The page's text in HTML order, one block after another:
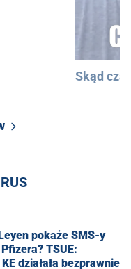
Skąd
pokaże SMS-y
TSUE:
działała bezprawnie